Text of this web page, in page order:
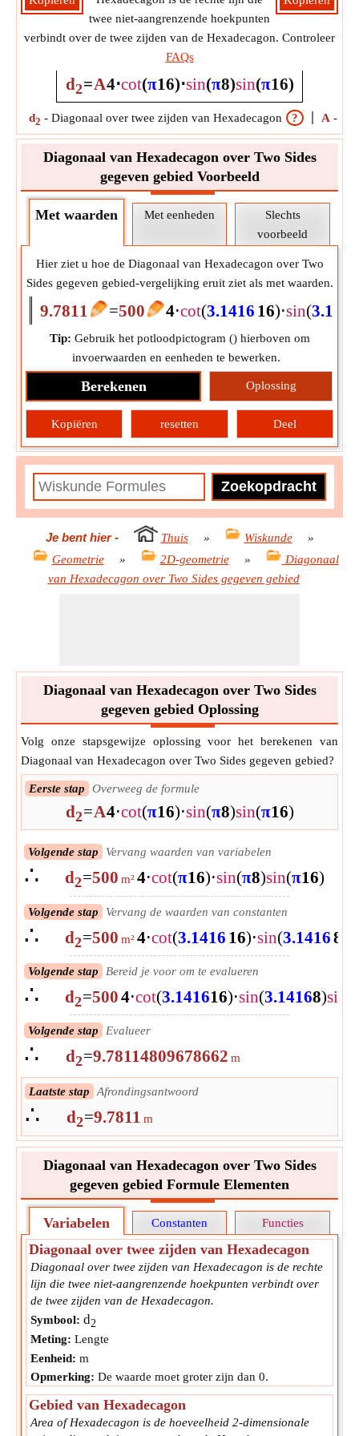
twee niet-aangrenzende hoekpunten
verbindt over de twee zijden van de Hexadecagon. Controleer
FAQs
d2=A4⋅cot(π16)⋅sin(π8)sin(π16)
d2 - Diagonaal over twee zijden van Hexadecagon ? A -
Diagonaal van Hexadecagon over Two Sides
gegeven gebied Voorbeeld
Met waarden Met eenheden
Slechts
voorbeeld
Hier ziet u hoe de Diagonaal van Hexadecagon over Two
Sides gegeven gebied-vergelijking eruit ziet als met waarden.
9.7811 =500 4⋅cot(3.1416 16)⋅sin(3.1416
Tip: Gebruik het potloodpictogram () hierboven om
invoerwaarden en eenheden te bewerken.
Berekenen Oplossing
Kopiëren resetten Deel
Je bent hier- Thuis » Wiskunde
»
Geometrie
» 2D-geometrie »
Diagonaal
van Hexadecagon over Two Sides gegeven gebied
Diagonaal van Hexadecagon over Two Sides
gegeven gebied Oplossing
Volg onze stapsgewijze oplossing voor het berekenen van
Diagonaal van Hexadecagon over Two Sides gegeven gebied?
Eerste stap Overweeg de formule
d2=A4⋅cot(π16)⋅sin(π8)sin(π16)
Volgende stap Vervang waarden van variabelen
∴ d2=500 m²4⋅cot(π16)⋅sin(π8)sin(π16)
Volgende stap Vervang de waarden van constanten
∴ d2=500 m²4⋅cot(3.1416 16)⋅sin(3.14168
Volgende stap Bereid je voor om te evalueren
∴ d2=5004⋅cot(3.141616)⋅sin(3.14168)sin
Volgende stap Evalueer
∴ d2=9.78114809678662 m
Laatste stap Afrondingsantwoord
∴ d2=9.7811 m
Diagonaal van Hexadecagon over Two Sides
gegeven gebied Formule Elementen
Variabelen Constanten Functies
Diagonaal over twee zijden van Hexadecagon
Diagonaal over twee zijden van Hexadecagon is de rechte
lijn die twee niet-aangrenzende hoekpunten verbindt over
de twee zijden van de Hexadecagon.
Symbool: d2
Meting: Lengte
Eenheid: m
Opmerking: De waarde moet groter zijn dan 0.
Gebied van Hexadecagon
Area of Hexadecagon is de hoeveelheid 2-dimensionale